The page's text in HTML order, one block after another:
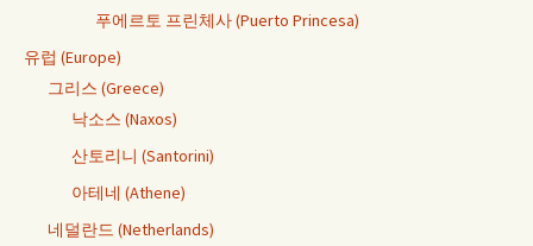
푸에르토 프린체사 (Puerto Princesa)
유럽 (Europe)
그리스 (Greece)
낙소스 (Naxos)
산토리니 (Santorini)
아테네 (Athene)
네덜란드 (Netherlands)